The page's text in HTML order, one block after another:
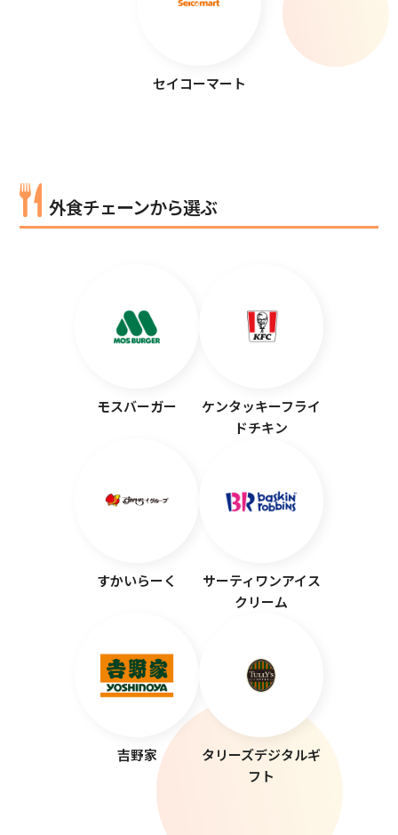
セイコーマート
外食チェーンから選ぶ
モスバーガー
ケンタッキーフライ
ドチキン
すかいらーく
サーティワンアイス
クリーム
吉野家
タリーズデジタルギ
フト